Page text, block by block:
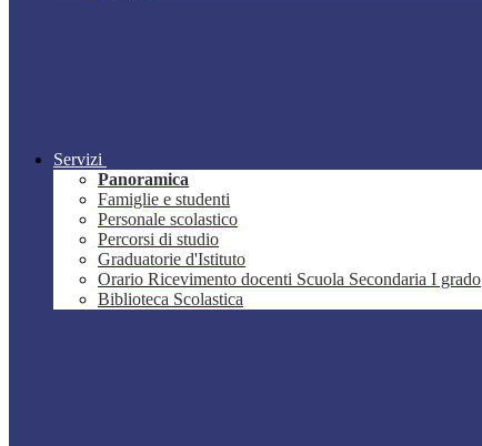
Servizi
Panoramica
Famiglie e studenti
Personale scolastico
Percorsi di studio
Graduatorie d'Istituto
Orario Ricevimento docenti Scuola Secondaria I grado
Biblioteca Scolastica